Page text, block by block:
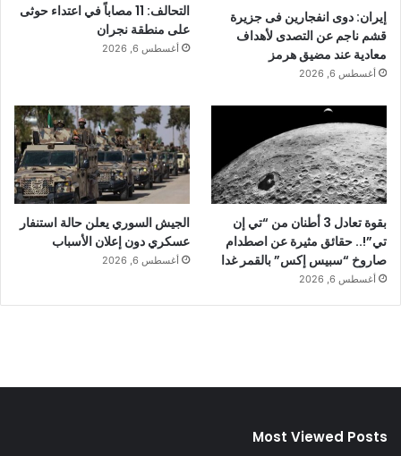
إيران: دوى انفجارين فى جزيرة
قشم ناجم عن التصدى لأهداف
معادية عند مضيق هرمز
أغسطس 6, 2026
التحالف: 11 مصاباً في اعتداء حوثى
على منطقة نجران
أغسطس 6, 2026
بقوة تعادل 3 أطنان من “تي إن
تي”!.. حقائق مثيرة عن اصطدام
صاروخ “سبيس إكس” بالقمر غدا
أغسطس 6, 2026
الجيش السوري يعلن حالة استنفار
عسكري دون إعلان الأسباب
أغسطس 6, 2026
Most Viewed Posts